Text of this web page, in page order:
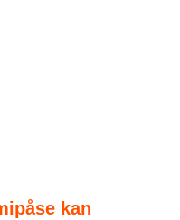
kan